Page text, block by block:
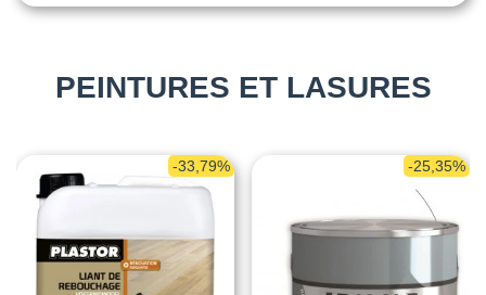
PEINTURES ET LASURES
-33,79% -25,35%